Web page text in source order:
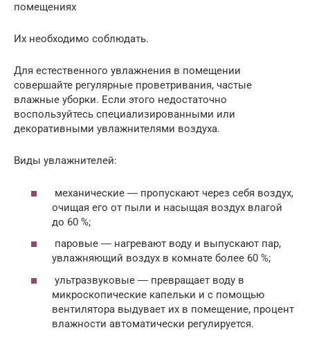
помещениях
Их необходимо соблюдать.
Для естественного увлажнения в помещении
совершайте регулярные проветривания, частые
влажные уборки. Если этого недостаточно
воспользуйтесь специализированными или
декоративными увлажнителями воздуха.
Виды увлажнителей:
механические ― пропускают через себя воздух,
очищая его от пыли и насыщая воздух влагой
до 60 %;
паровые ― нагревают воду и выпускают пар,
увлажняющий воздух в комнате более 60 %;
ультразвуковые ― превращает воду в
микроскопические капельки и с помощью
вентилятора выдувает их в помещение, процент
влажности автоматически регулируется.